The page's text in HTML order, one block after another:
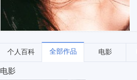
个人百科 全部作品 电影
电影